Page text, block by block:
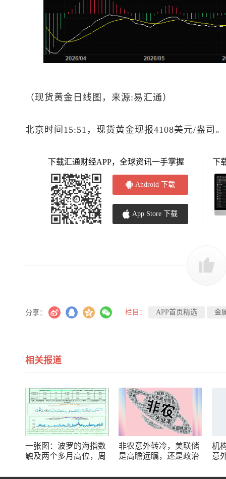
（现货黄金 日线图，来源:易汇通）
北京时间15:51， 现货黄金现报4108美元/盎司。
下载汇通财经APP，全球资讯一手掌握
Android 下载
App Store 下载
下
分享： 栏目： APP首页精选 金
相关报道
一张图：波罗的海指数
触及两个多月高位，周
非农意外转冷，美联储
是高瞻远瞩，还是政治
机
意